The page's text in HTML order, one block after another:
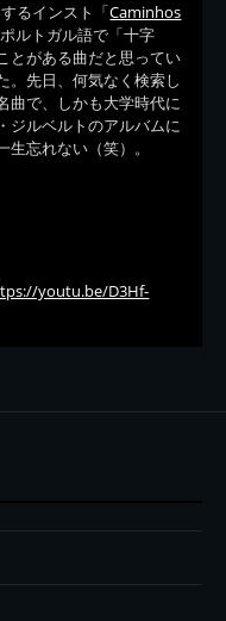
るインスト「Caminhos
ルトガル語で「十字
とがある曲だと思ってい
。先日、何気なく検索し
曲で、しかも大学時代に
ジルベルトのアルバムに
忘れない（笑）。
youtu.be/D3Hf-